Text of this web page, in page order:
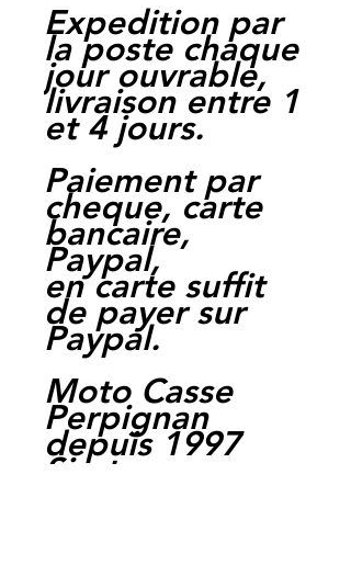
Expedition par
la poste chaque
jour ouvrable,
livraison entre 1
et 4 jours.
Paiement par
cheque, carte
bancaire,
Paypal,
en carte suffit
de payer sur
Paypal.
Moto Casse
Perpignan
depuis 1997
Siret: